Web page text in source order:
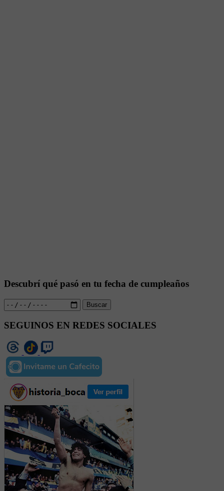
Descubrí qué pasó en tu fecha de cumpleaños
Buscar
SEGUINOS EN REDES SOCIALES